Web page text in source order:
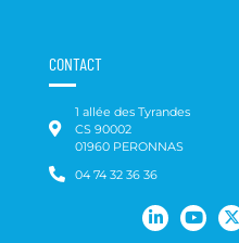
CONTACT
1 allée des Tyrandes
CS 90002
01960 PERONNAS
04 74 32 36 36